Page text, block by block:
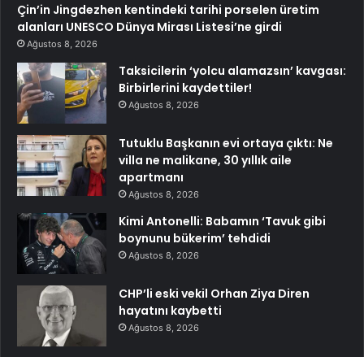
Çin’in Jingdezhen kentindeki tarihi porselen üretim
alanları UNESCO Dünya Mirası Listesi’ne girdi
Ağustos 8, 2026
Taksicilerin ‘yolcu alamazsın’ kavgası:
Birbirlerini kaydettiler!
Ağustos 8, 2026
Tutuklu Başkanın evi ortaya çıktı: Ne
villa ne malikane, 30 yıllık aile
apartmanı
Ağustos 8, 2026
Kimi Antonelli: Babamın ‘Tavuk gibi
boynunu bükerim’ tehdidi
Ağustos 8, 2026
CHP’li eski vekil Orhan Ziya Diren
hayatını kaybetti
Ağustos 8, 2026